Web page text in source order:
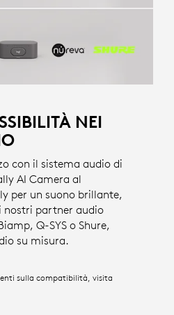
NEI
con il sistema audio di
AI Camera al
per un suono brillante,
nostri partner audio
Q-SYS o Shure,
su misura.
sulla compatibilità, visita